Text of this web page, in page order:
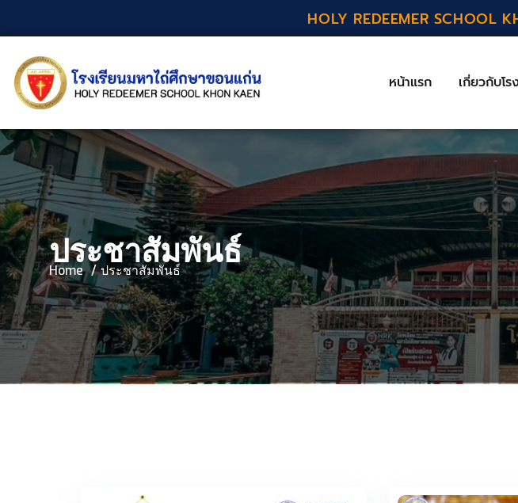
HOLY REDEEMER SCHOOL
หน้าแรก เกี่ยวกับโร
ประชาสัมพันธ์
Home ประชาสัมพันธ์